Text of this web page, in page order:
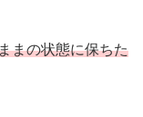
まの状態に保ちた